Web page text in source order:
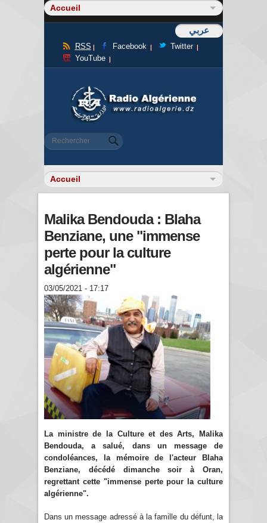
عربي
RSS Facebook
Twitter
YouTube
Formulaire de recherche
Rechercher
Malika Bendouda : Blaha
Benziane, une "immense
perte pour la culture
algérienne"
03/05/2021 - 17:17
La ministre de la Culture et des Arts, Malika
Bendouda, a salué, dans un message de
condoléances, la mémoire de l'acteur Blaha
Benziane, décédé dimanche soir à Oran,
regrettant cette "immense perte pour la culture
algérienne".
Dans un message adressé à la famille du défunt, la